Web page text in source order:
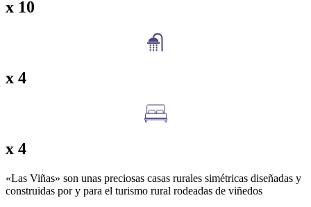
x 10
x 4
x 4
«Las Viñas» son unas preciosas casas rurales simétricas diseñadas y
construidas por y para el turismo rural rodeadas de viñedos